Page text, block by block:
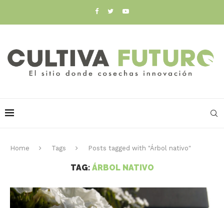
Home Tags Posts tagged with "Árbol nativo"
TAG: ÁRBOL NATIVO